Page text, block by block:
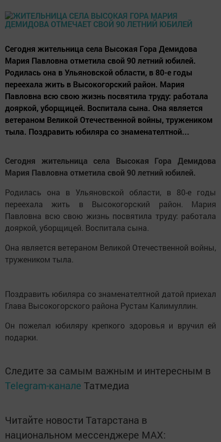
Сегодня жительница села Высокая Гора Демидова
Мария Павловна отметила свой 90 летний юбилей.
Родилась она в Ульяновской области, в 80-е годы
переехала жить в Высокогорский район. Мария
Павловна всю свою жизнь посвятила труду: работала
дояркой, уборщицей. Воспитала сына. Она является
ветераном Великой Отечественной войны, тружеником
тыла. Поздравить юбиляра со знаменателтной...
Сегодня жительница села Высокая Гора Демидова
Мария Павловна отметила свой 90 летний юбилей.
Родилась она в Ульяновской области, в 80-е годы
переехала жить в Высокогорский район. Мария
Павловна всю свою жизнь посвятила труду: работала
дояркой, уборщицей. Воспитала сына.
Она является ветераном Великой Отечественной войны,
тружеником тыла.
Поздравить юбиляра со знаменателтной датой приехал
Глава Высокогорского района Рустам Калимуллин.
Он пожелал юбиляру крепкого здоровья и вручил ей
подарки.
Следите за самым важным и интересным в
Telegram-канале Татмедиа
Читайте новости Татарстана в
национальном мессенджере MАХ: